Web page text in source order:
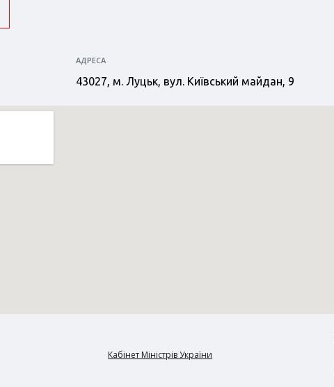
АДРЕСА
43027, м. Луцьк, вул. Київський майдан, 9
Кабінет Міністрів України